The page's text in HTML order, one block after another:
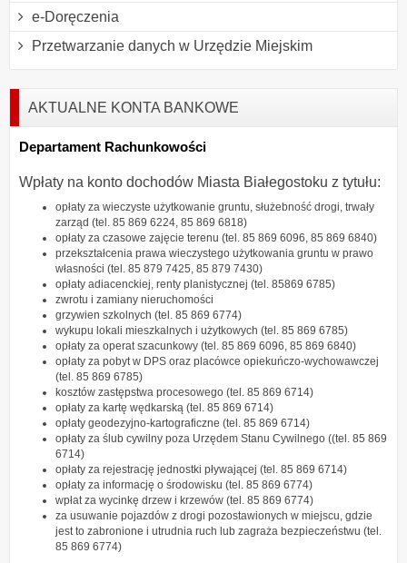
e-Doręczenia
Przetwarzanie danych w Urzędzie Miejskim
AKTUALNE KONTA BANKOWE
Departament Rachunkowości
Wpłaty na konto dochodów Miasta Białegostoku z tytułu:
opłaty za wieczyste użytkowanie gruntu, służebność drogi, trwały
zarząd (tel. 85 869 6224, 85 869 6818)
opłaty za czasowe zajęcie terenu (tel. 85 869 6096, 85 869 6840)
przekształcenia prawa wieczystego użytkowania gruntu w prawo
własności (tel. 85 879 7425, 85 879 7430)
opłaty adiacenckiej, renty planistycznej (tel. 85869 6785)
zwrotu i zamiany nieruchomości
grzywien szkolnych (tel. 85 869 6774)
wykupu lokali mieszkalnych i użytkowych (tel. 85 869 6785)
opłaty za operat szacunkowy (tel. 85 869 6096, 85 869 6840)
opłaty za pobyt w DPS oraz placówce opiekuńczo-wychowawczej
(tel. 85 869 6785)
kosztów zastępstwa procesowego (tel. 85 869 6714)
opłaty za kartę wędkarską (tel. 85 869 6714)
opłaty geodezyjno-kartograficzne (tel. 85 869 6714)
opłaty za ślub cywilny poza Urzędem Stanu Cywilnego ((tel. 85 869
6714)
opłaty za rejestrację jednostki pływającej (tel. 85 869 6714)
opłaty za informację o środowisku (tel. 85 869 6774)
wpłat za wycinkę drzew i krzewów (tel. 85 869 6774)
za usuwanie pojazdów z drogi pozostawionych w miejscu, gdzie
jest to zabronione i utrudnia ruch lub zagraża bezpieczeństwu (tel.
85 869 6774)